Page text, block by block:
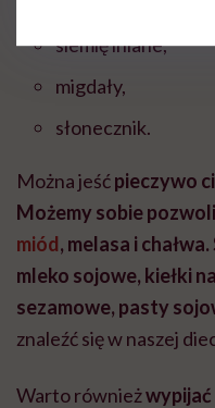
siemię lniane,
migdały,
słonecznik.
Można jeśćpieczywo
Możemy sobie
miód, melasa i
mleko sojowe, kiełki
sezamowe, pasty
znaleźć się w naszej
Warto równieżwypijać